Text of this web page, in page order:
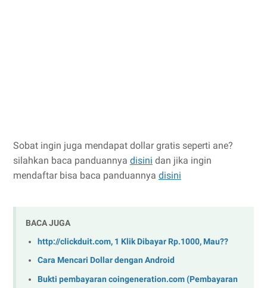
Sobat ingin juga mendapat dollar gratis seperti ane?
silahkan baca panduannya disini dan jika ingin
mendaftar bisa baca panduannya disini
BACA JUGA
http://clickduit.com, 1 Klik Dibayar Rp.1000, Mau??
Cara Mencari Dollar dengan Android
Bukti pembayaran coingeneration.com (Pembayaran